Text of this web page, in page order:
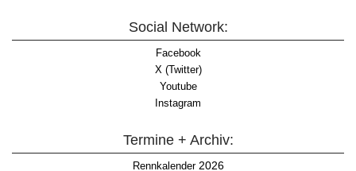
Social Network:
Facebook
X (Twitter)
Youtube
Instagram
Termine + Archiv:
Rennkalender2026